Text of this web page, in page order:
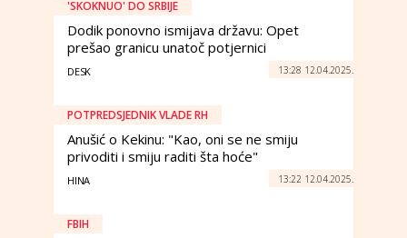
'SKOKNUO' DO SRBIJE
Dodik ponovno ismijava državu: Opet
prešao granicu unatoč potjernici
DESK 13:28 12.04.2025.
POTPREDSJEDNIK VLADE RH
Anušić o Kekinu: "Kao, oni se ne smiju
privoditi i smiju raditi šta hoće"
HINA 13:22 12.04.2025.
FBIH